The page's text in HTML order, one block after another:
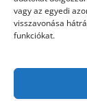
vagy az egyedi
visszavonása
funkciókat.
Egyéb
Szolgáltatás
Szórakozás